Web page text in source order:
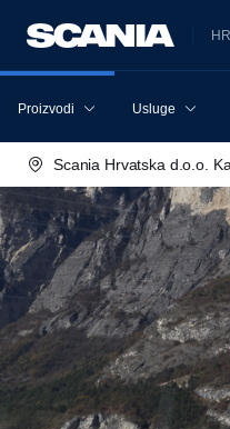
Proizvodi Usluge
Scania Hrvatska d.o.o.